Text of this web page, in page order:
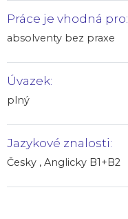
Práce je vhodná pro:
absolventy bez praxe
Úvazek:
plný
Jazykové znalosti:
Česky , Anglicky B1+B2